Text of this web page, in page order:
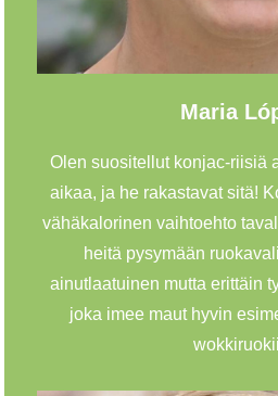
Maria
Olen suositellut konjac-riisiä
aikaa, ja he rakastavat sitä!
vähäkalorinen vaihtoehto
heitä pysymään
ainutlaatuinen mutta erittäin
joka imee maut hyvin